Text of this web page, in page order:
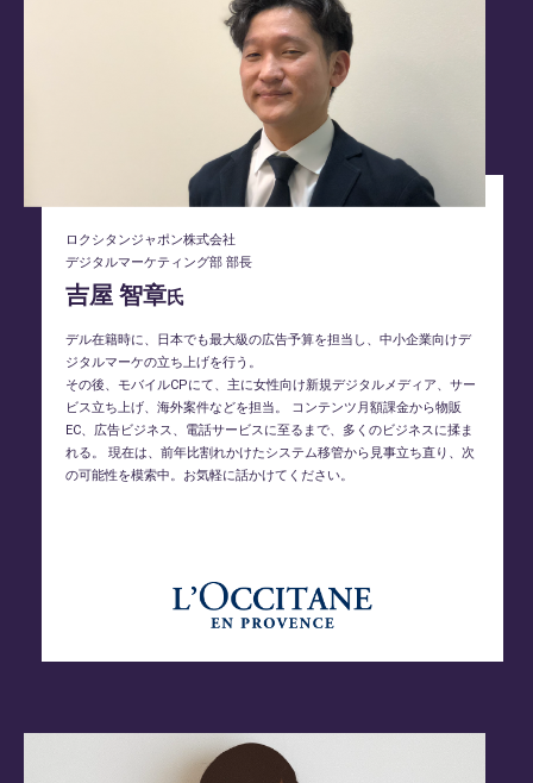
ロクシタンジャポン株式会社
デジタルマーケティング部 部長
吉屋 智章氏
デル在籍時に、日本でも最大級の広告予算を担当し、中小企業向けデ
ジタルマーケの立ち上げを行う。
その後、モバイルCPにて、主に女性向け新規デジタルメディア、サー
ビス立ち上げ、海外案件などを担当。 コンテンツ月額課金から物販
EC、広告ビジネス、電話サービスに至るまで、多くのビジネスに揉ま
れる。
現在は、前年比割れかけたシステム移管から見事立ち直り、次
の可能性を模索中。お気軽に話かけてください。